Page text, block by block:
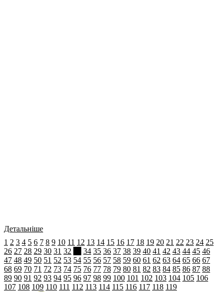
Детальніше
1 2 3 4 5 6 7 8 9 10 11 12 13 14 15 16 17 18 19 20 21 22 23 24 25
26 27 28 29 30 31 32 34 35 36 37 38 39 40 41 42 43 44 45 46
47 48 49 50 51 52 53 54 55 56 57 58 59 60 61 62 63 64 65 66 67
68 69 70 71 72 73 74 75 76 77 78 79 80 81 82 83 84 85 86 87 88
89 90 91 92 93 94 95 96 97 98 99 100 101 102 103 104 105 106
107 108 109 110 111 112 113 114 115 116 117 118 119